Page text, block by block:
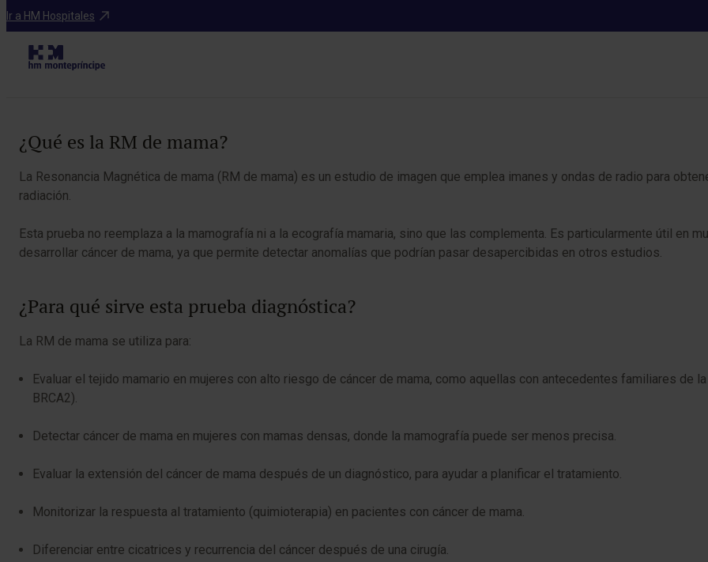
Ir a HM Hospitales
Diagnosticos
RM de mama
¿Qué es la RM de mama?
La Resonancia Magnética de mama (RM de mama) es un estudio de imagen que emplea imanes y ondas de radio para
radiación.
Esta prueba no reemplaza a la mamografía ni a la ecografía mamaria, sino que las complementa. Es particularmente útil en
desarrollar cáncer de mama, ya que permite detectar anomalías que podrían pasar desapercibidas en otros estudios.
¿Para qué sirve esta prueba diagnóstica?
La RM de mama se utiliza para:
Evaluar el tejido mamario en mujeres con alto riesgo de cáncer de mama, como aquellas con antecedentes familiares de
BRCA2).
Detectar cáncer de mama en mujeres con mamas densas, donde la mamografía puede ser menos precisa.
Evaluar la extensión del cáncer de mama después de un diagnóstico, para ayudar a planificar el tratamiento.
Monitorizar la respuesta al tratamiento (quimioterapia) en pacientes con cáncer de mama.
Diferenciar entre cicatrices y recurrencia del cáncer después de una cirugía.